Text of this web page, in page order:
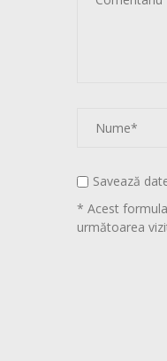
Savează
* Acest
următoarea